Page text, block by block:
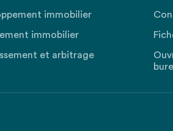
immobilier
immobilier
et arbitrage